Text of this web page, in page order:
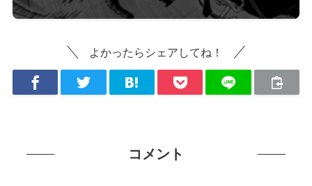
よかったらシェアしてね！
コメント